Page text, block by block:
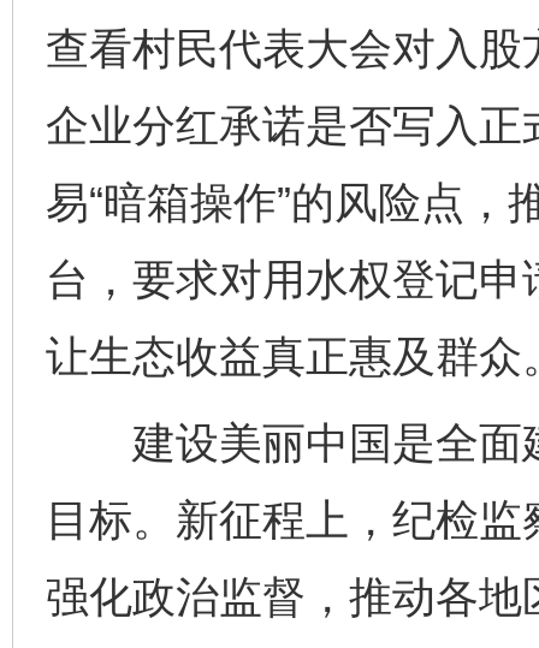
查看村民代表大会对入
企业分红承诺是否写入
易“暗箱操作”的风险点
台，要求对用水权登记
让生态收益真正惠及群众
建设美丽中国是全面
目标。新征程上，纪检
强化政治监督，推动各
完善运行机制助力责任有效落实 一纸欠